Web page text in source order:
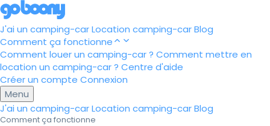
J'ai un camping-carLocation camping-carBlog
Comment ça fonctionne
Comment louer un camping-car ? Comment mettre en
location un camping-car ? Centre d'aide
Créer un compte Connexion
Menu
J'ai un camping-carLocation camping-carBlog
Comment ça fonctionne